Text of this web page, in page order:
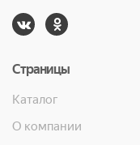
Страницы
Каталог
О компании